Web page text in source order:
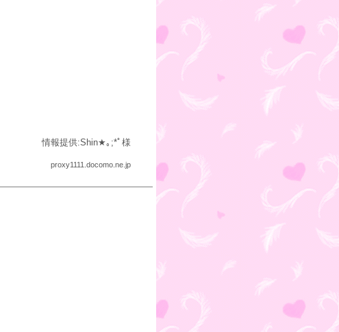
情報提供:Shin★｡;*ﾟ様
proxy1111.docomo.ne.jp